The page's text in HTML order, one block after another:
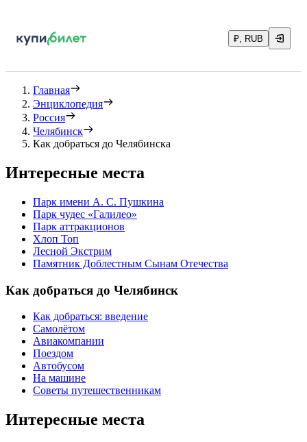
₽, RUB
Главная
Энциклопедия
Россия
Челябинск
Как добраться до Челябинска
Интересные места
Парк имени А. С. Пушкина
Парк чудес «Галилео»
Парк аттракционов
Хлоп Топ
Лесной Экстрим
Памятник Доблестным Сынам Отечества
Как добраться до Челябинск
Как добраться: введение
Самолётом
Авиакомпании
Поездом
Автобусом
На машине
Советы путешественникам
Интересные места